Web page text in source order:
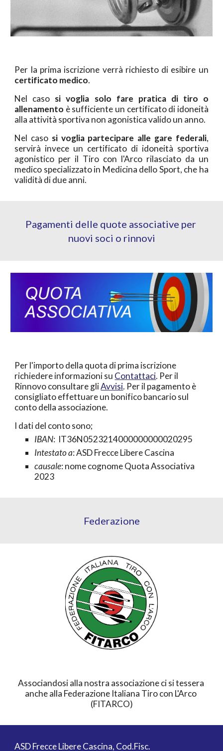
Per la prima iscrizione verrà richiesto di esibire un
certificato medico.
Nel caso si voglia solo fare pratica di tiro o
allenamento è sufficiente un certificato di idoneità
alla attività sportiva non agonistica valido un anno.
Nel caso si voglia partecipare alle gare federali,
servirà invece un certificato di idoneità sportiva
agonistico per il Tiro con l'Arco rilasciato da un
medico specializzato in Medicina dello Sport, che ha
validità di due anni.
Pagamenti delle quote associative per
nuovi soci o rinnovi
Per l'importo della quota di prima iscrizione
richiedere informazioni su Contattaci. Per il
Rinnovo consultare gli Avvisi. Per il pagamento è
consigliato effettuare un bonifico bancario sul
conto della associazione.
I dati del conto sono;
IBAN:  IT36N0523214000000000020295
Intestato a: ASD Frecce Libere Cascina
causale: nome cognome Quota Associativa
2023
Federazione
Associandosi alla nostra associazione ci si tessera
anche alla Federazione Italiana Tiro con L'Arco
(FITARCO)
ASD Frecce Libere Cascina, Cod.Fisc.